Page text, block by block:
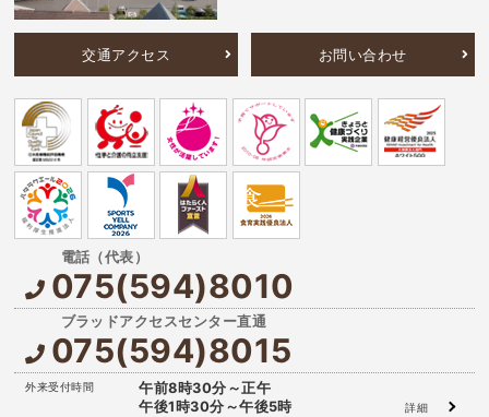
交通アクセス お問い合わせ
075(594)8010
075(594)8015
外来受付時間
午前8時30分～正午
午後1時30分～午後5時
詳細